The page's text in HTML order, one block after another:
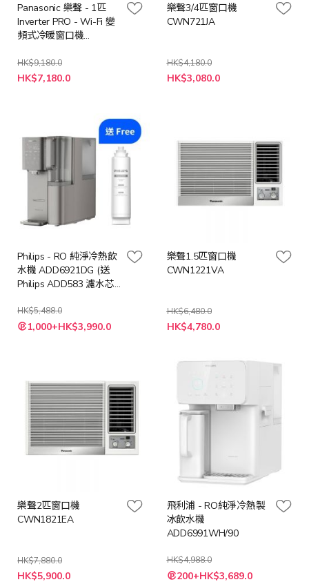
Panasonic 樂聲 - 1匹
Inverter PRO - Wi-Fi 變
頻式冷暖窗口機
HK$9,180.0
特
殊
HK$7,180.0
樂聲3/4匹窗口機
CWN721JA
HK$4,180.0
特
殊
HK$3,080.0
Philips - RO 純淨冷熱飲
水機 ADD6921DG (送
Philips ADD583 濾水芯
HK$5,488.0
特
殊 1,000+HK$3,990.0
樂聲1.5匹窗口機
CWN1221VA
HK$6,480.0
特
殊
HK$4,780.0
樂聲2匹窗口機
CWN1821EA
HK$7,880.0
特
HK$5,900.0
飛利浦 - RO純淨冷熱製
冰飲水機
ADD6991WH/90
HK$4,988.0
特 200+HK$3,689.0